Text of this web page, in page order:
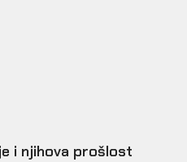
i njihova prošlost